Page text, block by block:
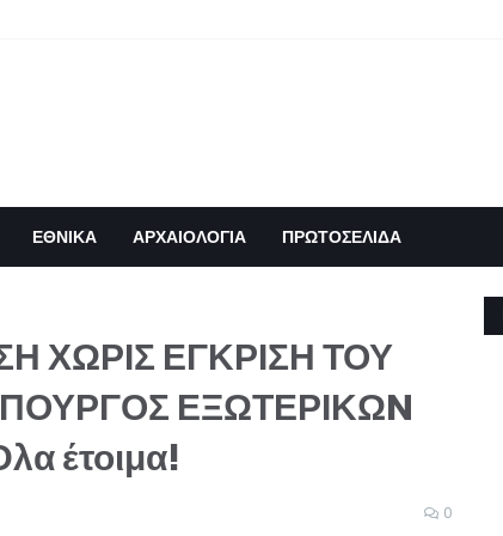
ΕΘΝΙΚΑ ΑΡΧΑΙΟΛΟΓΙΑ ΠΡΩΤΟΣΕΛΙΔΑ
ΧΩΡΙΣ ΕΓΚΡΙΣΗ ΤΟΥ
ΕΞΩΤΕΡΙΚΩN
έτοιμα!
0